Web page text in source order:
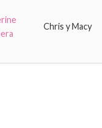
Chris y Macy